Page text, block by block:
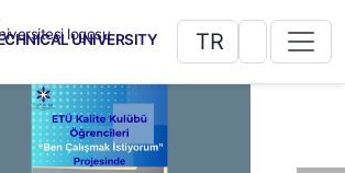
UNIVERSITY TR